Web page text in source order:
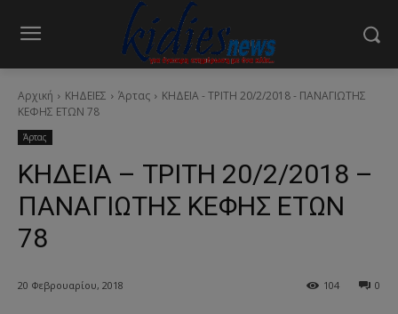
Αρχική ΚΗΔΕΙΕΣ Άρτας
ΚΗΔΕΙΑ - ΤΡΙΤΗ 20/2/2018 - ΠΑΝΑΓΙΩΤΗΣ
ΚΕΦΗΣ ΕΤΩΝ 78
Άρτας
ΚΗΔΕΙΑ – ΤΡΙΤΗ 20/2/2018 –
ΠΑΝΑΓΙΩΤΗΣ ΚΕΦΗΣ ΕΤΩΝ
78
20 Φεβρουαρίου, 2018 0
104